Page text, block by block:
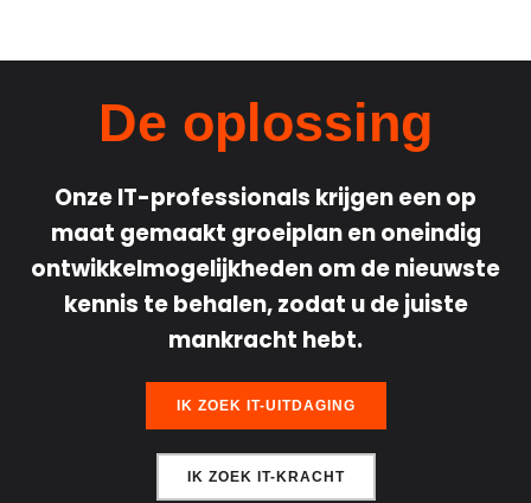
De oplossing
Onze IT-professionals krijgen een op
maat gemaakt groeiplan en oneindig
ontwikkelmogelijkheden om de nieuwste
kennis te behalen, zodat u de juiste
mankracht hebt.
IK ZOEK IT-UITDAGING
IK ZOEK IT-KRACHT